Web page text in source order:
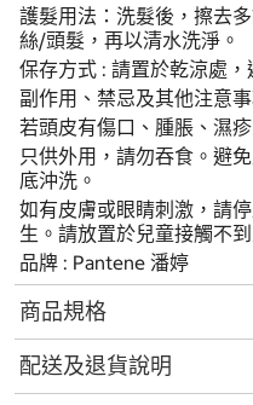
護髮用法：洗髮後，擦去
絲/頭髮，再以清水洗淨。
保存方式 : 請置於乾涼處，
副作用、禁忌及其他注意
若頭皮有傷口、腫脹、濕
只供外用，請勿吞食。避
底沖洗。
如有皮膚或眼睛刺激，請
生。請放置於兒童接觸不到
品牌 : Pantene 潘婷
商品規格
配送及退貨說明